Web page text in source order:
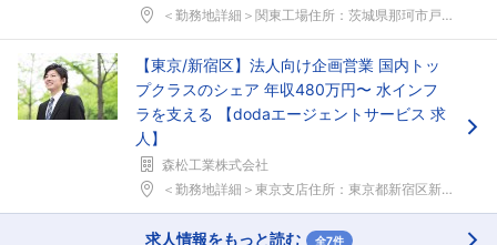
＜勤務地詳細＞関東工場住所：茨城県那珂市戸6707...
【東京/新宿区】法人向け企画営業 国内トッ
プクラスのシェア 年収480万円〜 水インフ
ラを支える 【dodaエージェントサービス 求
人】
森松工業株式会社
＜勤務地詳細＞東京支店住所：東京都新宿区新宿1-2...
求人情報をもっと読む 全7件